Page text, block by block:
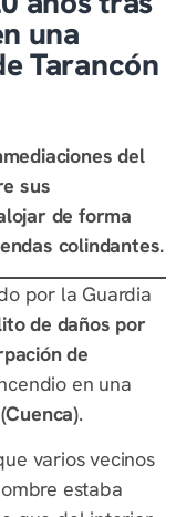
una
Tarancón
del
sus
de forma
colindantes.
por la Guardia
de daños por
de
en una
.
varios vecinos
estaba